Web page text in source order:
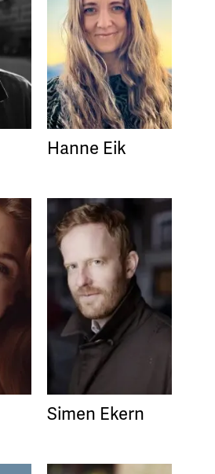
Hanne Eik
Simen Ekern